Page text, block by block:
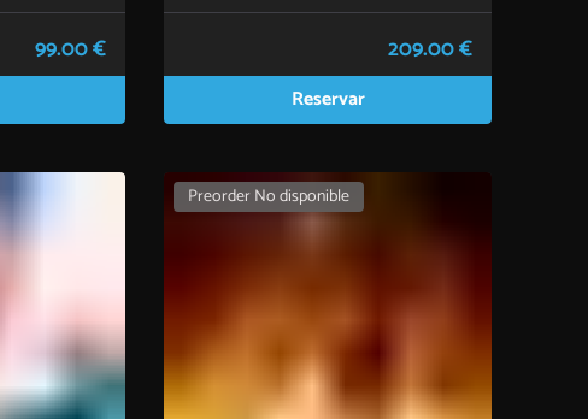
99.00 € 209.00 €
Reservar
Preorder No disponible